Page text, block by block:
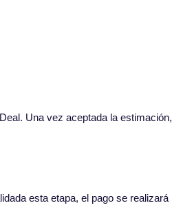
Una vez aceptada la estimación,
esta etapa, el pago se realizará